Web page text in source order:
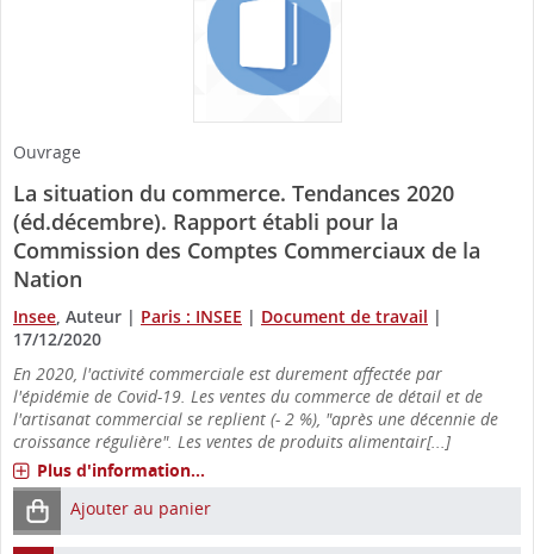
Ouvrage
La situation du commerce. Tendances 2020
(éd.décembre). Rapport établi pour la
Commission des Comptes Commerciaux de la
Nation
Insee , Auteur | Paris : INSEE | Document de travail |
17/12/2020
En 2020, l'activité commerciale est durement affectée par
l'épidémie de Covid-19. Les ventes du commerce de détail et de
l'artisanat commercial se replient (- 2 %), "après une décennie de
croissance régulière". Les ventes de produits alimentair[...]
Plus d'information...
Ajouter au panier